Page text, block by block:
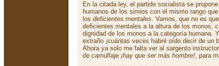
En la citada ley, el partido socialista se
humanos de los simios con el mismo rango
los deficientes mentales. Vamos, que no es
deficientes mentales a la altura de los monos,
dignidad de los monos a la categoría humana.
extraño ¡cuántas veces habré oído decir de un
Ahora ya solo me falta ver al sargento
de camuflaje ¡hay que ser más hombre!, para